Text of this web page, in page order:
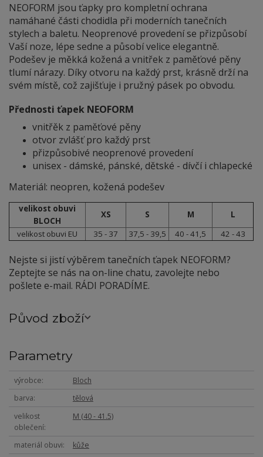
NEOFORM jsou ťapky pro kompletní ochrana
namáhané části chodidla při moderních tanečních
stylech a baletu. Neoprenové provedení se přizpůsobí
Vaší noze, lépe sedne a působí velice elegantně.
Podešev je měkká kožená a vnitřek z paměťové pěny
tlumí nárazy. Díky otvoru na každý prst, krásně drží na
svém místě, což zajišťuje i pružný pásek po obvodu.
Přednosti ťapek NEOFORM
vnitřěk z paměťové pěny
otvor zvlášť pro každý prst
přizpůsobivé neoprenové provedení
unisex - dámské, pánské, dětské - dívčí i chlapecké
Materiál: neopren, kožená podešev
velikost obuvi
BLOCH
XS S M
L
velikost obuvi EU
35 - 37 37,5 - 39,5 40 - 41,5 42 - 43
Nejste si jistí výběrem tanečních ťapek NEOFORM?
Zeptejte se nás na on-line chatu, zavolejte nebo
pošlete e-mail. RÁDI PORADÍME.
Původ zboží
Parametry
výrobce
Bloch
barva
tělová
velikost
oblečení
M (40 - 41.5)
materiál obuvi kůže